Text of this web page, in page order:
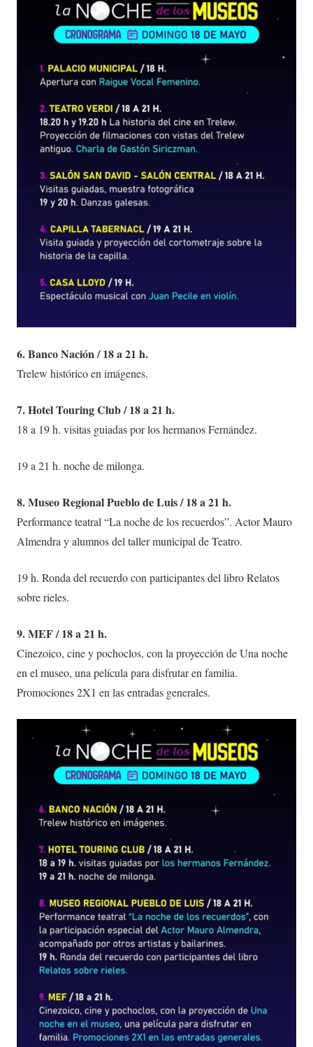
6. Banco Nación / 18 a 21 h.
Trelew histórico en imágenes.
7. Hotel Touring Club / 18 a 21 h.
18 a 19 h. visitas guiadas por los hermanos Fernández.
19 a 21 h. noche de milonga.
8. Museo Regional Pueblo de Luis / 18 a 21 h.
Performance teatral “La noche de los recuerdos”. Actor Mauro
Almendra y alumnos del taller municipal de Teatro.
19 h. Ronda del recuerdo con participantes del libro Relatos
sobre rieles.
9. MEF / 18 a 21 h.
Cinezoico, cine y pochoclos, con la proyección de Una noche
en el museo, una película para disfrutar en familia.
Promociones 2X1 en las entradas generales.